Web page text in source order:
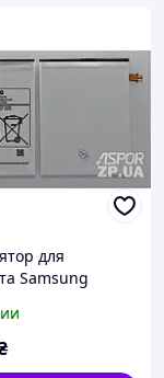
для
Samsung
EB-